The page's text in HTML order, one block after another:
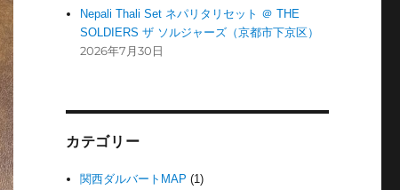
Nepali Thali Set ネパリタリセット ＠ THE
SOLDIERS ザ ソルジャーズ（京都市下京区）
2026年7月30日
カテゴリー
関西ダルバートMAP (1)